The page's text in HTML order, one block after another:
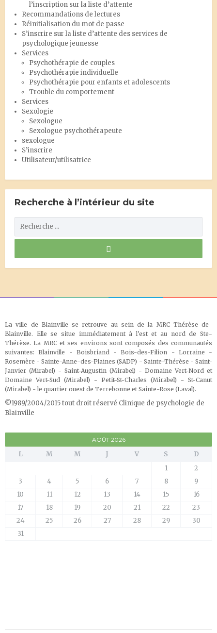
l’inscription sur la liste d’attente
Recommandations de lectures
Réinitialisation du mot de passe
S’inscrire sur la liste d’attente des services de
psychologique jeunesse
Services
Psychothérapie de couples
Psychothérapie individuelle
Psychothérapie pour enfants et adolescents
Trouble du comportement
Services
Sexologie
Sexologue
Sexologue psychothérapeute
sexologue
S’inscrire
Utilisateur/utilisatrice
Recherche à l’intérieur du site
La ville de Blainville se retrouve au sein de la MRC Thérèse-de-
Blainville. Elle se situe immédiatement à l'est et au nord de Ste-
Thérèse. La MRC et ses environs sont composés des communautés
suivantes: Blainville - Boisbriand - Bois-des-Filion - Lorraine -
Rosemère - Sainte-Anne-des-Plaines (SADP) - Sainte-Thérèse - Saint-
Janvier (Mirabel) - Saint-Augustin (Mirabel) - Domaine Vert-Nord et
Domaine Vert-Sud (Mirabel) - Petit-St-Charles (Mirabel) - St-Canut
(Mirabel) - le quartier ouest de Terrebonne et Sainte-Rose (Laval).
©1989/2004/2015 tout droit réservé Clinique de psychologie de
Blainville
AOÛT 2026
L M M J V S
D
1
2
3
4 5 6 7 8
9
10
11 12 13 14 15
16
17
18 19 20 21 22
23
24
25 26 27 28 29
30
31